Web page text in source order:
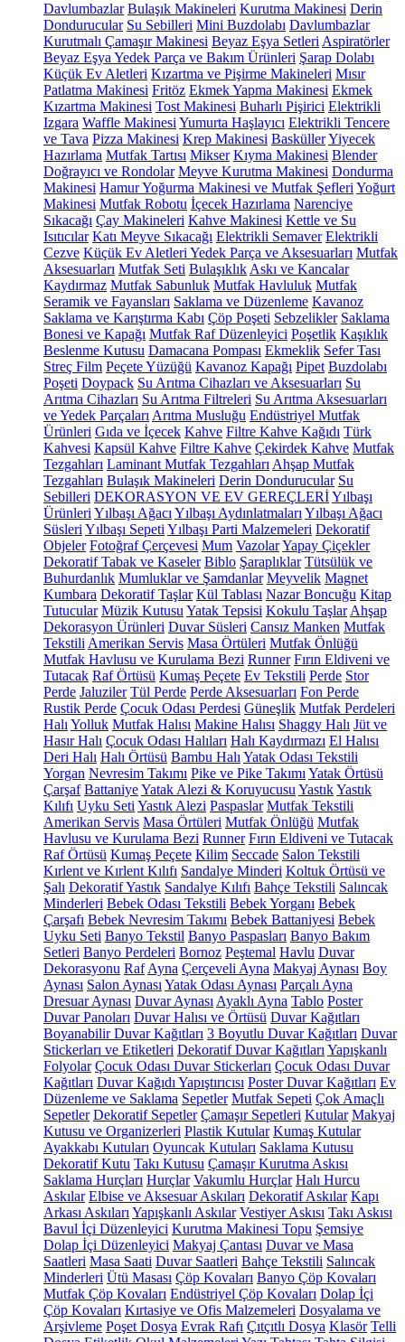
Davlumbazlar Bulaşık Makineleri Kurutma Makinesi Derin
Dondurucular Su Sebilleri Mini Buzdolabı Davlumbazlar
Kurutmalı Çamaşır Makinesi Beyaz Eşya Setleri Aspiratörler
Beyaz Eşya Yedek Parça ve Bakım Ürünleri Şarap Dolabı
Küçük Ev Aletleri Kızartma ve Pişirme Makineleri Mısır
Patlatma Makinesi Fritöz Ekmek Yapma Makinesi Ekmek
Kızartma Makinesi Tost Makinesi Buharlı Pişirici Elektrikli
Izgara Waffle Makinesi Yumurta Haşlayıcı Elektrikli Tencere
ve Tava Pizza Makinesi Krep Makinesi BasküllerYiyecek
Hazırlama Mutfak Tartısı Mikser Kıyma Makinesi Blender
Doğrayıcı ve Rondolar Meyve Kurutma Makinesi Dondurma
Makinesi Hamur Yoğurma Makinesi ve Mutfak Şefleri Yoğurt
Makinesi Mutfak Robotu İçecek Hazırlama Narenciye
Sıkacağı Çay Makineleri Kahve Makinesi Kettle ve Su
Isıtıcılar Katı Meyve Sıkacağı Elektrikli Semaver Elektrikli
Cezve Küçük Ev Aletleri Yedek Parça ve Aksesuarları Mutfak
Aksesuarları Mutfak Seti Bulaşıklık Askı ve Kancalar
Kaydırmaz Mutfak Sabunluk Mutfak Havluluk Mutfak
Seramik ve Fayansları Saklama ve Düzenleme Kavanoz
Saklama ve Karıştırma Kabı Çöp Poşeti Sebzelikler Saklama
Bonesi ve Kapağı Mutfak Raf Düzenleyici Poşetlik Kaşıklık
Beslenme Kutusu Damacana Pompası Ekmeklik Sefer Tası
Streç Film Peçete Yüzüğü Kavanoz Kapağı Pipet Buzdolabı
Poşeti Doypack Su Arıtma Cihazları ve Aksesuarları Su
Arıtma Cihazları Su Arıtma Filtreleri Su Arıtma Aksesuarları
ve Yedek Parçaları Arıtma Musluğu Endüstriyel Mutfak
Ürünleri Gıda ve İçecek Kahve Filtre Kahve Kağıdı Türk
Kahvesi Kapsül Kahve Filtre Kahve Çekirdek Kahve Mutfak
Tezgahları Laminant Mutfak Tezgahları Ahşap Mutfak
Tezgahları Bulaşık Makineleri Derin Dondurucular Su
Sebilleri DEKORASYON VE EV GEREÇLERİYılbaşı
Ürünleri Yılbaşı Ağacı Yılbaşı Aydınlatmaları Yılbaşı Ağacı
Süsleri Yılbaşı Sepeti Yılbaşı Parti Malzemeleri Dekoratif
Objeler Fotoğraf Çerçevesi Mum VazolarYapay Çiçekler
Dekoratif Tabak ve Kaseler Biblo Şaraplıklar Tütsülük ve
Buhurdanlık Mumluklar ve Şamdanlar Meyvelik Magnet
Kumbara Dekoratif Taşlar Kül Tablası Nazar Boncuğu Kitap
Tutucular Müzik Kutusu Yatak Tepsisi Kokulu Taşlar Ahşap
Dekorasyon Ürünleri Duvar Süsleri Cansız Manken Mutfak
Tekstili Amerikan Servis Masa Örtüleri Mutfak Önlüğü
Mutfak Havlusu ve Kurulama Bezi Runner Fırın Eldiveni ve
Tutacak Raf Örtüsü Kumaş Peçete Ev Tekstili Perde Stor
Perde Jaluziler Tül Perde Perde Aksesuarları Fon Perde
Rustik Perde Çocuk Odası Perdesi Güneşlik Mutfak Perdeleri
Halı Yolluk Mutfak Halısı Makine Halısı Shaggy Halı Jüt ve
Hasır Halı Çocuk Odası Halıları Halı Kaydırmazı El Halısı
Deri Halı Halı Örtüsü Bambu Halı Yatak Odası Tekstili
Yorgan Nevresim Takımı Pike ve Pike Takımı Yatak Örtüsü
Çarşaf BattaniyeYatak Alezi & Koruyucusu YastıkYastık
Kılıfı Uyku Seti Yastık Alezi Paspaslar Mutfak Tekstili
Amerikan Servis Masa Örtüleri Mutfak Önlüğü Mutfak
Havlusu ve Kurulama Bezi Runner Fırın Eldiveni ve Tutacak
Raf Örtüsü Kumaş Peçete Kilim Seccade Salon Tekstili
Kırlent ve Kırlent Kılıfı Sandalye Minderi Koltuk Örtüsü ve
Şalı Dekoratif Yastık Sandalye Kılıfı Bahçe Tekstili Salıncak
Minderleri Bebek Odası Tekstili Bebek Yorganı Bebek
Çarşafı Bebek Nevresim Takımı Bebek Battaniyesi Bebek
Uyku Seti Banyo Tekstil Banyo Paspasları Banyo Bakım
Setleri Banyo Perdeleri Bornoz Peştemal Havlu Duvar
Dekorasyonu Raf Ayna Çerçeveli Ayna Makyaj Aynası Boy
Aynası Salon Aynası Yatak Odası Aynası Parçalı Ayna
Dresuar Aynası Duvar Aynası Ayaklı Ayna Tablo Poster
Duvar Panoları Duvar Halısı ve Örtüsü Duvar Kağıtları
Boyanabilir Duvar Kağıtları 3 Boyutlu Duvar Kağıtları Duvar
Stickerları ve Etiketleri Dekoratif Duvar Kağıtları Yapışkanlı
Folyolar Çocuk Odası Duvar Stickerları Çocuk Odası Duvar
Kağıtları Duvar Kağıdı Yapıştırıcısı Poster Duvar Kağıtları Ev
Düzenleme ve Saklama Sepetler Mutfak Sepeti Çok Amaçlı
Sepetler Dekoratif Sepetler Çamaşır Sepetleri Kutular Makyaj
Kutusu ve Organizerleri Plastik Kutular Kumaş Kutular
Ayakkabı Kutuları Oyuncak Kutuları Saklama Kutusu
Dekoratif Kutu Takı Kutusu Çamaşır Kurutma Askısı
Saklama Hurçları Hurçlar Vakumlu Hurçlar Halı Hurcu
Askılar Elbise ve Aksesuar Askıları Dekoratif Askılar Kapı
Arkası Askıları Yapışkanlı Askılar Vestiyer Askısı Takı Askısı
Bavul İçi Düzenleyici Kurutma Makinesi Topu Şemsiye
Dolap İçi Düzenleyici Makyaj Çantası Duvar ve Masa
Saatleri Masa Saati Duvar Saatleri Bahçe Tekstili Salıncak
Minderleri Ütü Masası Çöp Kovaları Banyo Çöp Kovaları
Mutfak Çöp Kovaları Endüstriyel Çöp Kovaları Dolap İçi
Çöp Kovaları Kırtasiye ve Ofis Malzemeleri Dosyalama ve
Arşivleme Poşet Dosya Evrak Rafı Çıtçıtlı Dosya Klasör Telli